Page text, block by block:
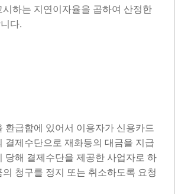
하는 지연이자율을 곱하여 산정한
다.
급함에 있어서 이용자가 신용카드
결제수단으로 재화등의 대금을 지급
당해 결제수단을 제공한 사업자로 하
청구를 정지 또는 취소하도록 요청